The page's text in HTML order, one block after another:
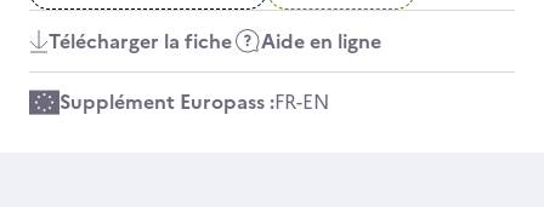
Télécharger la fiche Aide en ligne
Supplément Europass :FR-EN